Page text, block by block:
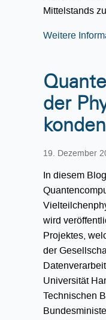
Mittelstands
Weitere
der
19. Dezember
In diesem
wird
Projektes,
der
Universität
Technischen